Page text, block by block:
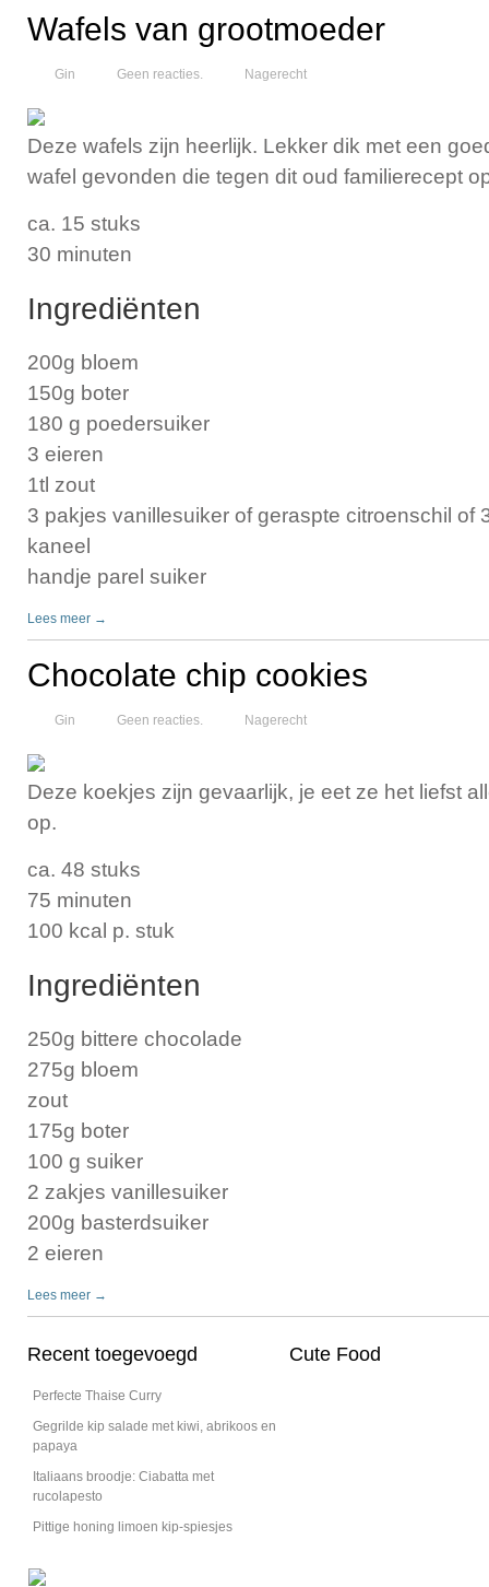
Wafels van grootmoeder
Gin Geen reacties. Nagerecht
Deze wafels zijn heerlijk. Lekker dik met een
wafel gevonden die tegen dit oud familierecept
ca. 15 stuks
30 minuten
Ingrediënten
200g bloem
150g boter
180 g poedersuiker
3 eieren
1tl zout
3 pakjes vanillesuiker of geraspte citroenschil of
kaneel
handje parel suiker
Lees meer →
Chocolate chip cookies
Gin Geen reacties. Nagerecht
Deze koekjes zijn gevaarlijk, je eet ze het liefst
op.
ca. 48 stuks
75 minuten
100 kcal p. stuk
Ingrediënten
250g bittere chocolade
275g bloem
zout
175g boter
100 g suiker
2 zakjes vanillesuiker
200g basterdsuiker
2 eieren
Lees meer →
Recent toegevoegd
Perfecte Thaise Curry
Gegrilde kip salade met kiwi, abrikoos en
papaya
Italiaans broodje: Ciabatta met
rucolapesto
Pittige honing limoen kip-spiesjes
Cute Food